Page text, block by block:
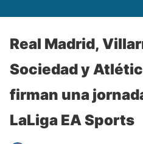
Real Madrid,
Sociedad y
firman una
LaLiga EA Sports